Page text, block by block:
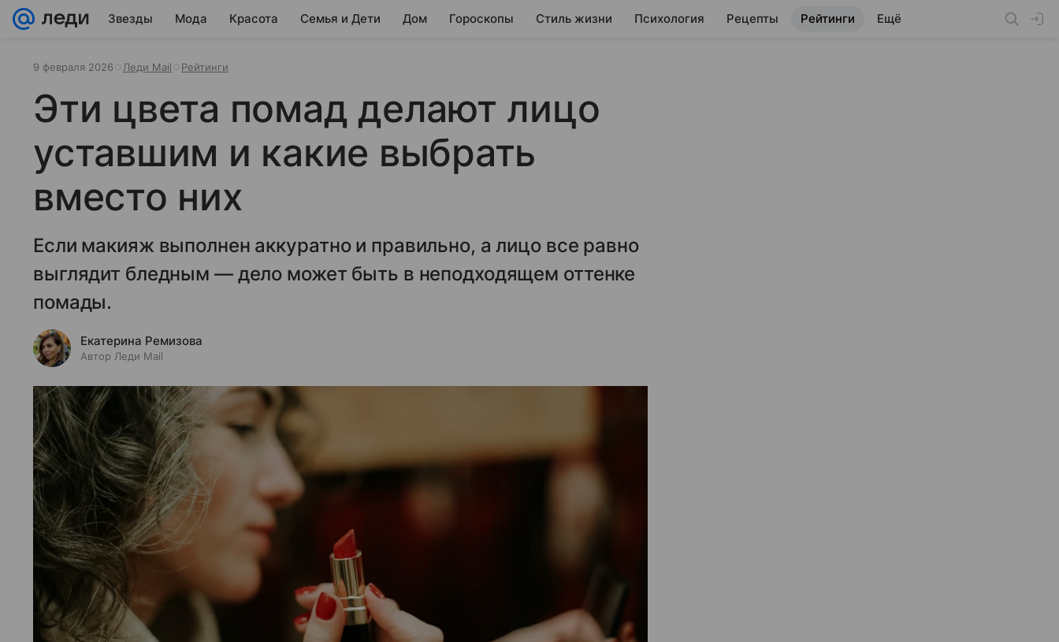
Звезды Мода Красота Семья и Дети Дом Гороскопы Стиль жизни Психология Рецепты Рейтинги Ещё
9 февраля 2026 Леди Mail Рейтинги
Эти цвета помад делают лицо
уставшим и какие выбрать
вместо них
Если макияж выполнен аккуратно и правильно, а лицо все равно
выглядит бледным — дело может быть в неподходящем оттенке
помады.
Екатерина Ремизова
Автор Леди Mail